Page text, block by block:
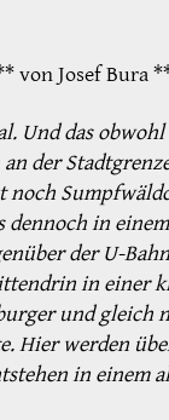
von Josef Bura
Und das
der
noch
dennoch in
der U-
in einer
und gleich
Hier werden
in einem